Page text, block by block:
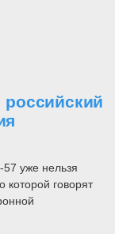
57 уже нельзя
которой говорят